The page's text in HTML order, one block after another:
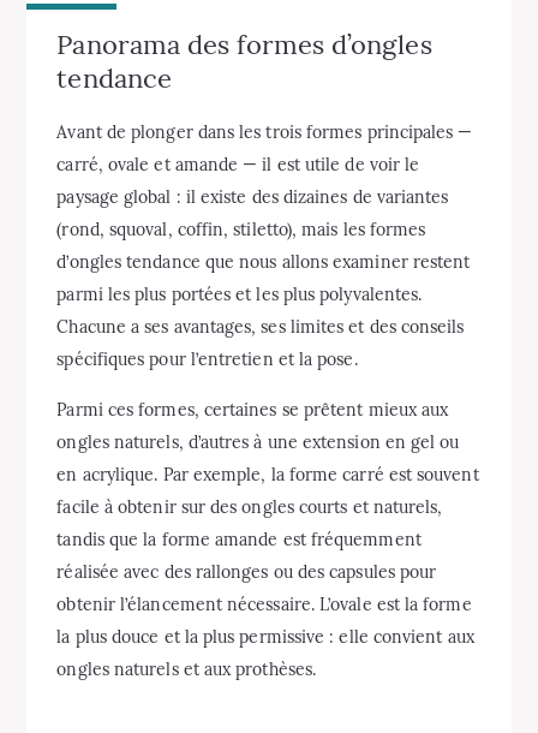
Panorama des formes d’ongles
tendance
Avant de plonger dans les trois formes principales —
carré, ovale et amande — il est utile de voir le
paysage global : il existe des dizaines de variantes
(rond, squoval, coffin, stiletto), mais les formes
d’ongles tendance que nous allons examiner restent
parmi les plus portées et les plus polyvalentes.
Chacune a ses avantages, ses limites et des conseils
spécifiques pour l’entretien et la pose.
Parmi ces formes, certaines se prêtent mieux aux
ongles naturels, d’autres à une extension en gel ou
en acrylique. Par exemple, la forme carré est souvent
facile à obtenir sur des ongles courts et naturels,
tandis que la forme amande est fréquemment
réalisée avec des rallonges ou des capsules pour
obtenir l’élancement nécessaire. L’ovale est la forme
la plus douce et la plus permissive : elle convient aux
ongles naturels et aux prothèses.